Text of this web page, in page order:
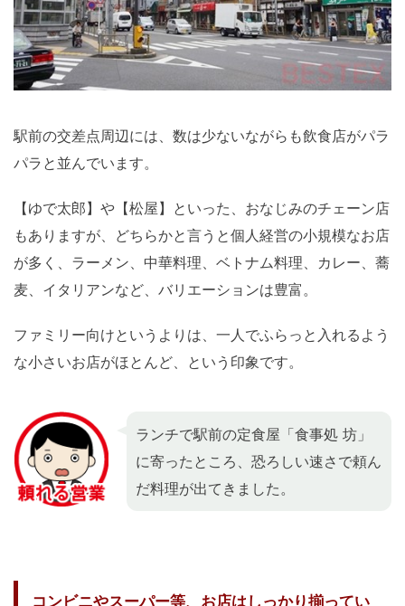
駅前の交差点周辺には、数は少ないながらも飲食店がパラ
パラと並んでいます。
【ゆで太郎】や【松屋】といった、おなじみのチェーン店
もありますが、どちらかと言うと個人経営の小規模なお店
が多く、ラーメン、中華料理、ベトナム料理、カレー、蕎
麦、イタリアンなど、バリエーションは豊富。
ファミリー向けというよりは、一人でふらっと入れるよう
な小さいお店がほとんど、という印象です。
ランチで駅前の定食屋「食事処 坊」
に寄ったところ、恐ろしい速さで頼ん
だ料理が出てきました。
コンビニやスーパー等、お店はしっかり揃ってい